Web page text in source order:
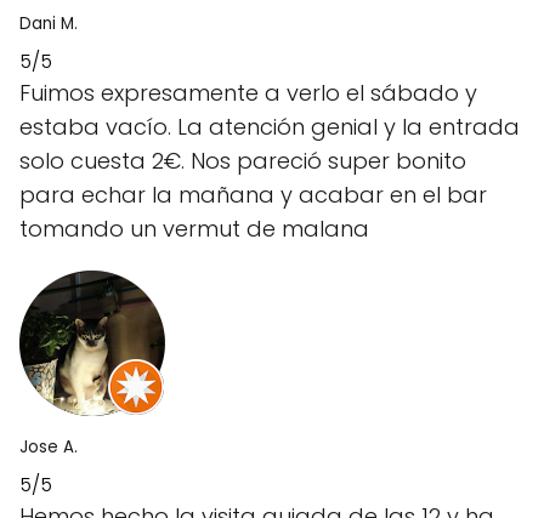
Dani M.
5/5
Fuimos expresamente a verlo el sábado y
estaba vacío. La atención genial y la entrada
solo cuesta 2€. Nos pareció super bonito
para echar la mañana y acabar en el bar
tomando un vermut de malana
Jose A.
5/5